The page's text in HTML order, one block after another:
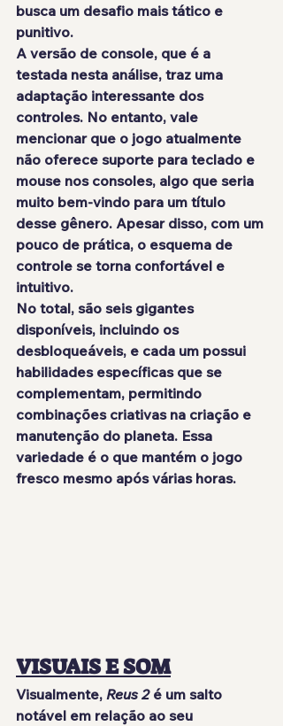
busca um desafio mais tático e
punitivo.
A versão de console, que é a
testada nesta análise, traz uma
adaptação interessante dos
controles. No entanto, vale
mencionar que o jogo atualmente
não oferece suporte para teclado e
mouse nos consoles, algo que seria
muito bem-vindo para um título
desse gênero. Apesar disso, com um
pouco de prática, o esquema de
controle se torna confortável e
intuitivo.
No total, são seis gigantes
disponíveis, incluindo os
desbloqueáveis, e cada um possui
habilidades específicas que se
complementam, permitindo
combinações criativas na criação e
manutenção do planeta. Essa
variedade é o que mantém o jogo
fresco mesmo após várias horas.
VISUAIS E SOM
Visualmente, Reus 2 é um salto
notável em relação ao seu